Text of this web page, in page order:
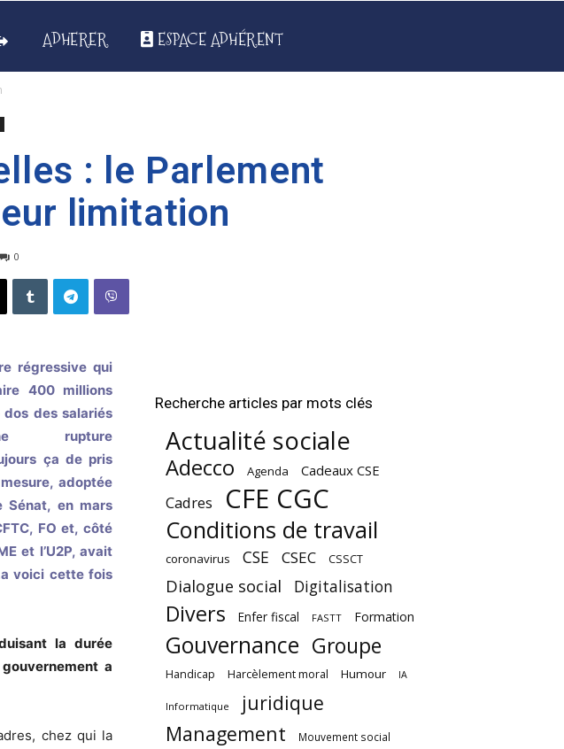
ADHERER ESPACE ADHÉRENT
: le Parlement
limitation
0
régressive qui
400 millions
dos des salariés
rupture
ça de pris
adoptée
Sénat, en mars
FO et, côté
et l’U2P, avait
voici cette fois
la durée
a
chez qui la
Recherche articles par mots clés
Actualité sociale
Adecco Agenda Cadeaux CSE
Cadres CFE CGC
Conditions de travail
coronavirus CSE CSEC CSSCT
Dialogue social Digitalisation
Divers Enfer fiscal FASTT Formation
Gouvernance Groupe
Handicap Harcèlement moral Humour IA
Informatique
juridique
Management
Mouvement social